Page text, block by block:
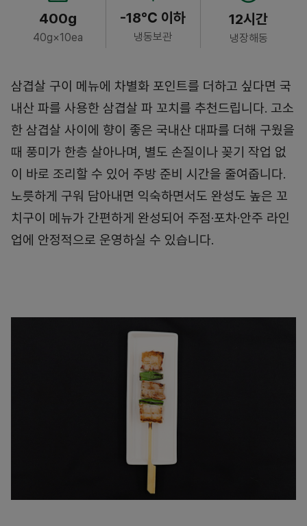
400g
40g×10ea
-18℃ 이하
냉동보관
12시간
냉장해동
삼겹살 구이 메뉴에 차별화 포인트를 더하고 싶다면 국
내산 파를 사용한 삼겹살 파 꼬치를 추천드립니다. 고소
한 삼겹살 사이에 향이 좋은 국내산 대파를 더해 구웠을
때 풍미가 한층 살아나며, 별도 손질이나 꽂기 작업 없
이 바로 조리할 수 있어 주방 준비 시간을 줄여줍니다.
노릇하게 구워 담아내면 익숙하면서도 완성도 높은 꼬
치구이 메뉴가 간편하게 완성되어 주점·포차·안주 라인
업에 안정적으로 운영하실 수 있습니다.